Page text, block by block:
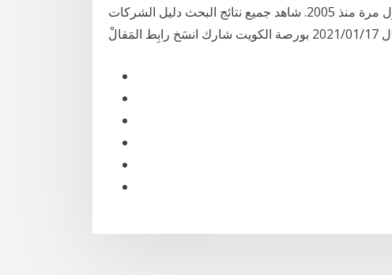
لأول مرة منذ 2005. شاهد جميع نتائج البحث دليل الشركات Jan 17, 2021 · "الخليج للتأمين" تعلن اكتمال